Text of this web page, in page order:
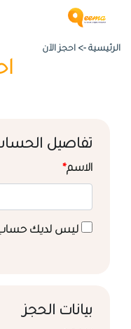
الرئيسية -> احجز الآن
تفاصيل
الاسم*
ليس لديك
بيانات الحجز